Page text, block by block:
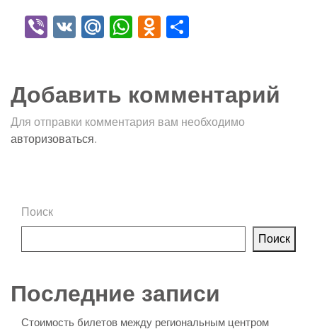
Viber
VK Mail.Ru
WhatsApp
Odnoklassniki
Добавить комментарий
Для отправки комментария вам необходимо
авторизоваться.
Поиск
Поиск
Последние записи
Стоимость билетов между региональным центром